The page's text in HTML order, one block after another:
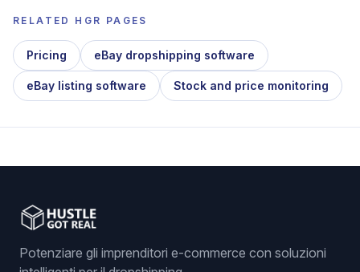
RELATED HGR PAGES
Pricing eBay dropshipping software
eBay listing software Stock and price monitoring
Potenziare gli imprenditori e-commerce con soluzioni